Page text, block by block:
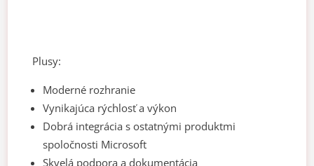
Plusy:
Moderné rozhranie
Vynikajúca rýchlosť a výkon
Dobrá integrácia s ostatnými produktmi
spoločnosti Microsoft
Skvelá podpora a dokumentácia